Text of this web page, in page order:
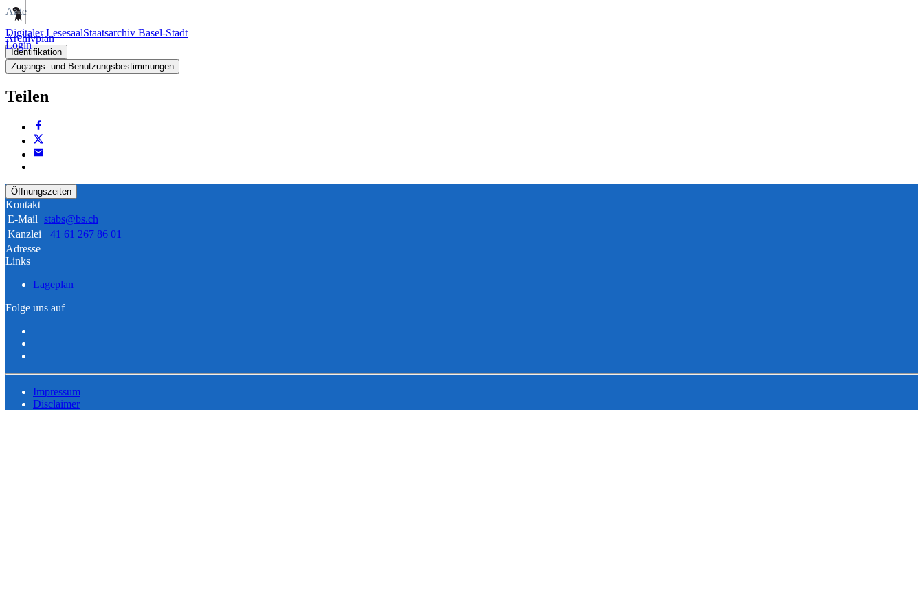
Digitaler LesesaalStaatsarchiv Basel-Stadt
Login
Akte
Archivplan
Identifikation
Zugangs- und Benutzungsbestimmungen
Teilen
Öffnungszeiten
Kontakt
E-Mail stabs@bs.ch
Kanzlei +41 61 267 86 01
Adresse
Links
Lageplan
Folge uns auf
Impressum
Disclaimer